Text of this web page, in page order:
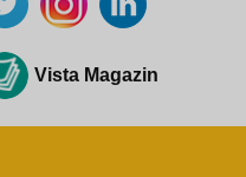
Vista Magazin